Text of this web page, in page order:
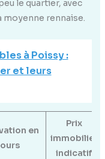
le quartier, avec
moyenne rennaise.
à Poissy :
et leurs
en
Prix
immobilier
indicatif